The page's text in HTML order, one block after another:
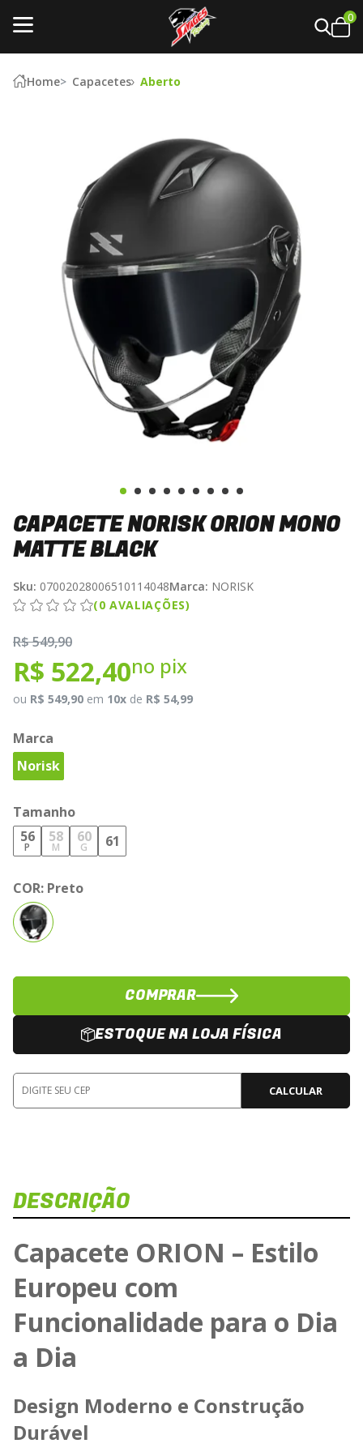
0
Home Capacetes Aberto
CAPACETE NORISK ORION MONO
MATTE BLACK
Sku: 07002028006510114048Marca: NORISK
(0 AVALIAÇÕES)
R$ 549,90
R$ 522,40no pix
ou R$ 549,90 em 10x de R$ 54,99
Marca
Norisk
Tamanho
56
P
58
M
60
G 61
COR: Preto
COMPRAR
ESTOQUE NA LOJA FÍSICA
CALCULAR
DESCRIÇÃO
Capacete ORION – Estilo
Europeu com
Funcionalidade para o Dia
a Dia
Design Moderno e Construção
Durável